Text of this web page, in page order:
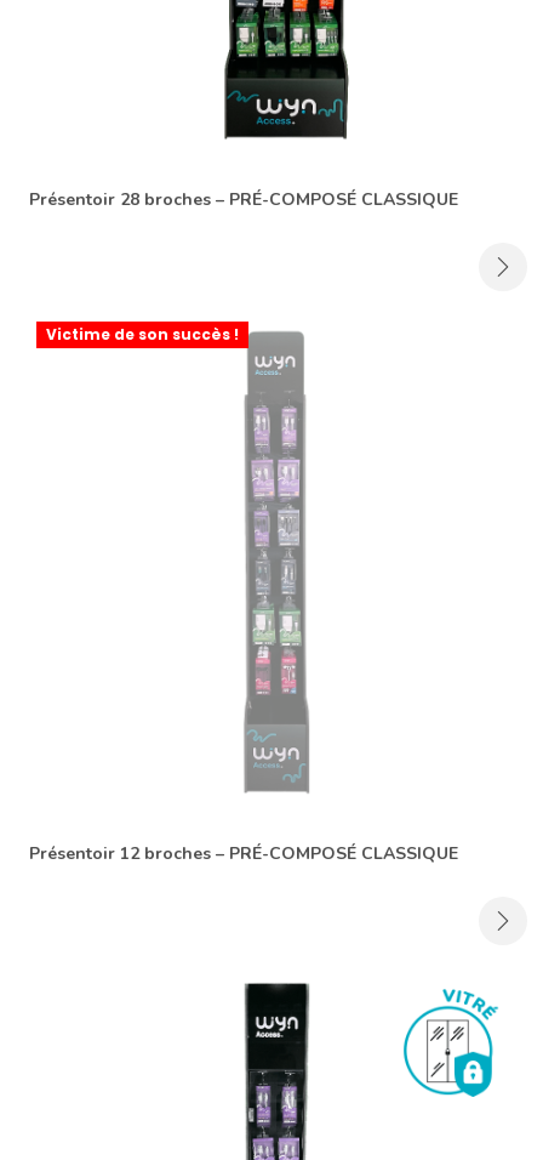
Présentoir 28 broches – PRÉ-COMPOSÉ CLASSIQUE
Victime de son succès !
Présentoir 12 broches – PRÉ-COMPOSÉ CLASSIQUE